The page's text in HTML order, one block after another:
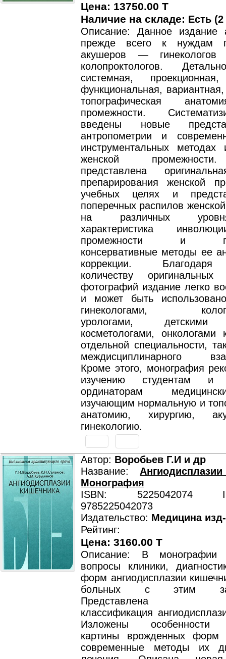
Цена: 13750.00 T
Наличие на складе: Есть
Описание: Данное издание
прежде всего к нуждам
акушеров — гинекологов
колопроктологов.
системная,
функциональная,
топографическая
промежности.
введены новые
антропометрии и
инструментальных методах
женской
представлена
препарирования женской
учебных целях и
поперечных распилов
на различных
характеристика
промежности и
консервативные методы ее
коррекции.
количеству
фотографий издание легко
и может быть
гинекологами,
урологами, детскими
косметологами,
отдельной специальности,
междисциплинарного
Кроме этого, монография
изучению студентам и
ординаторам
изучающим нормальную и
анатомию, хирургию,
гинекологию.
Автор: Воробьев Г.И и др
Название:
Монография
ISBN: 5225042074
9785225042073
Издательство: Медицина
Рейтинг:
Цена: 3160.00 T
Описание: В монографии
вопросы клиники,
форм ангиодисплазии
больных с этим
Представлена
классификация
Изложены особенности
картины врожденных форм
современные методы их